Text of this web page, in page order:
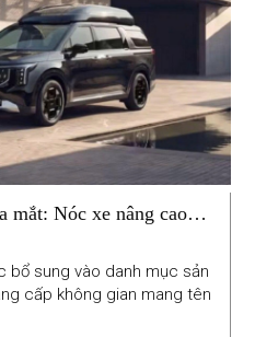
Nóc xe nâng cao
kiệm nhiên liệu
bổ sung vào danh mục sản
cấp không gian mang tên